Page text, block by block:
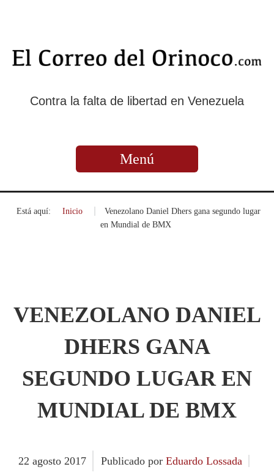
Contra la falta de libertad en Venezuela
Menú
Está aquí: Inicio
Venezolano Daniel Dhers gana segundo lugar
en Mundial de BMX
VENEZOLANO DANIEL
DHERS GANA
SEGUNDO LUGAR EN
MUNDIAL DE BMX
22 agosto 2017 Publicado por Eduardo Lossada